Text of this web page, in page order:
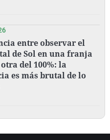
entre observar el
de Sol en una franja
del 100%: la
es más brutal de lo